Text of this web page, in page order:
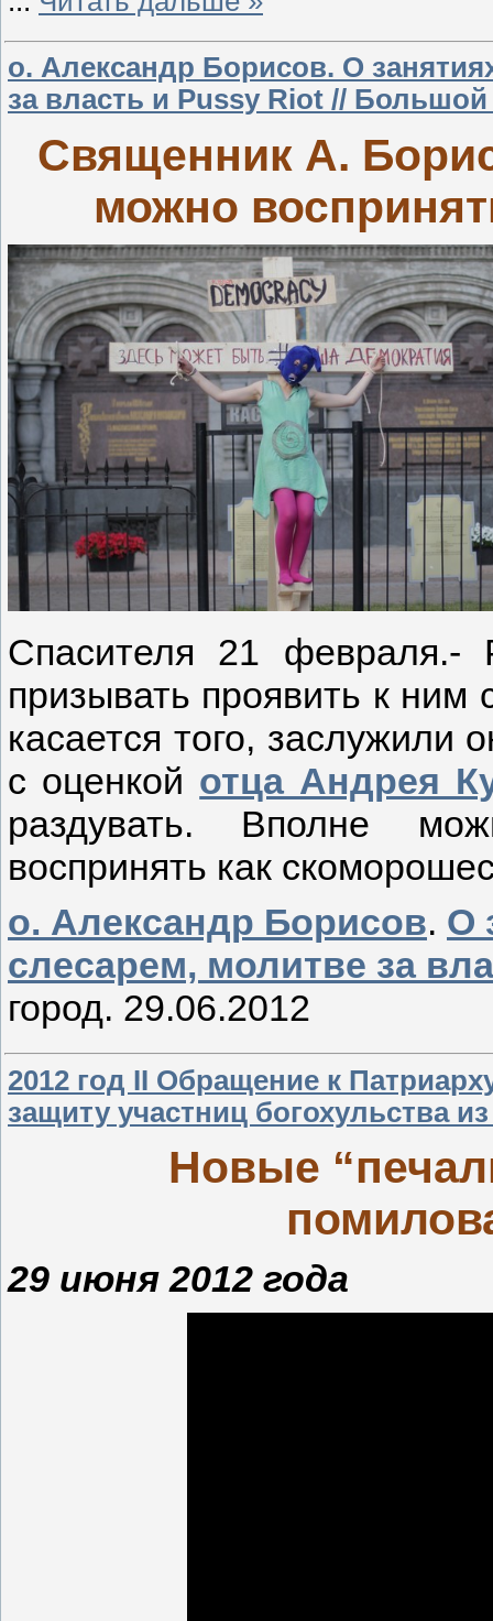
о. Александр Борисов. О
за власть и Pussy Riot // Большой
Священник А.
можно
Спасителя 21
призывать проявить к
касается того, заслужили
с оценкой отца Андрея
раздувать. Вполне
воспринять как
о. Александр Борисов. О
слесарем, молитве за
город. 29.06.2012
2012 год II Обращение к
защиту участниц богохульства
Новые
29 июня 2012 года